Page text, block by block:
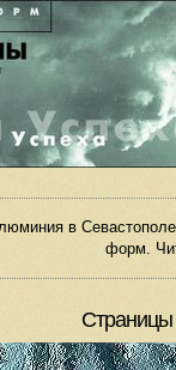
в
форм.
Страницы